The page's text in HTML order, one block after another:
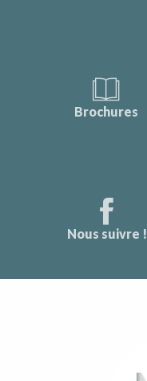
Brochures
Nous suivre !